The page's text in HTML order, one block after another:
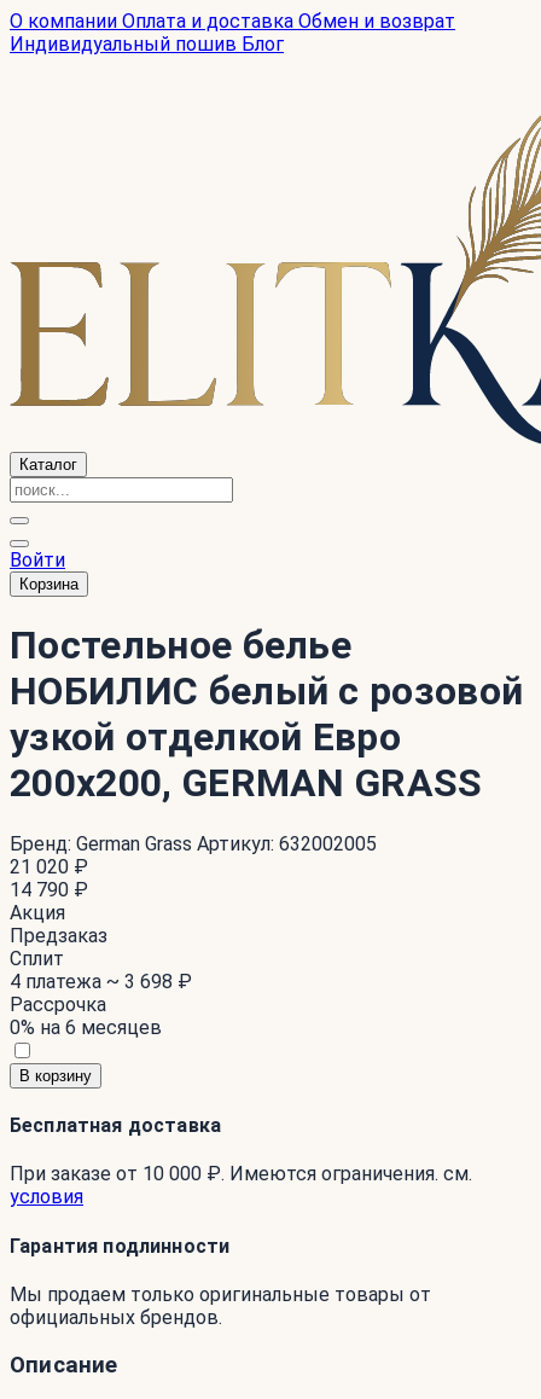
О компании Оплата и доставка Обмен и возврат
Индивидуальный пошив Блог
Каталог
Войти
Корзина
Постельное белье
НОБИЛИС белый с розовой
узкой отделкой Евро
200x200, GERMAN GRASS
Бренд: German Grass Артикул: 632002005
21 020 ₽
14 790 ₽
Акция
Предзаказ
Сплит
4 платежа ~ 3 698 ₽
Рассрочка
0% на 6 месяцев
В корзину
Бесплатная доставка
При заказе от 10 000 ₽. Имеются ограничения. см.
условия
Гарантия подлинности
Мы продаем только оригинальные товары от
официальных брендов.
Описание